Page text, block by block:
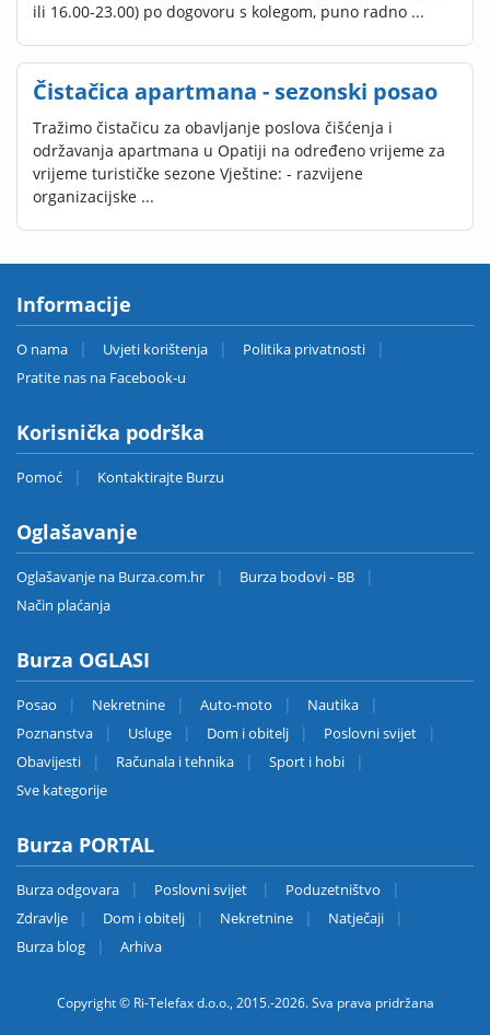
ili 16.00-23.00) po dogovoru s kolegom, puno radno ...
Čistačica apartmana - sezonski posao
Tražimo čistačicu za obavljanje poslova čišćenja i
održavanja apartmana u Opatiji na određeno vrijeme za
vrijeme turističke sezone Vještine: - razvijene
organizacijske ...
Informacije
O nama Uvjeti korištenja
Politika privatnosti
Pratite nas na Facebook-u
Korisnička podrška
Pomoć Kontaktirajte Burzu
Oglašavanje
Oglašavanje na Burza.com.hr
Burza bodovi - BB
Način plaćanja
Burza OGLASI
Posao Nekretnine Auto-moto
Nautika
Poznanstva
Usluge Dom i obitelj
Poslovni svijet
Obavijesti
Računala i tehnika
Sport i hobi
Sve kategorije
Burza PORTAL
Burza odgovara Poslovni svijet
Poduzetništvo
Zdravlje
Dom i obitelj Nekretnine
Natječaji
Burza blog
Arhiva
Copyright © Ri-Telefax d.o.o., 2015.-2026. Sva prava pridržana